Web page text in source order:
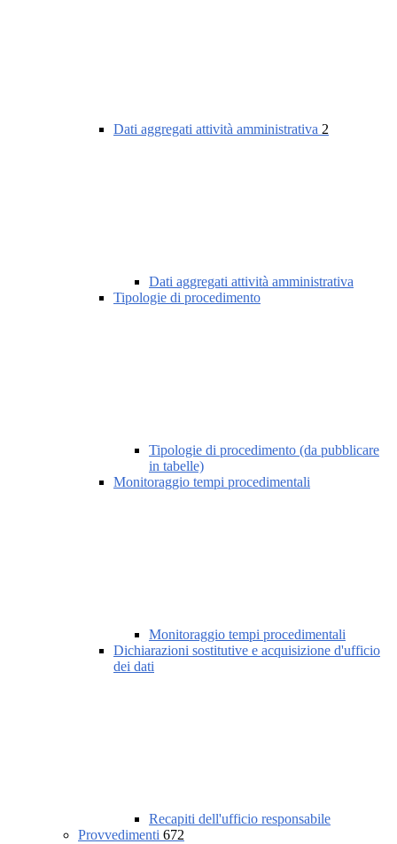
Dati aggregati attività amministrativa 2
Dati aggregati attività amministrativa
Tipologie di procedimento
Tipologie di procedimento (da pubblicare
in tabelle)
Monitoraggio tempi procedimentali
Monitoraggio tempi procedimentali
Dichiarazioni sostitutive e acquisizione d'ufficio
dei dati
Recapiti dell'ufficio responsabile
Provvedimenti 672